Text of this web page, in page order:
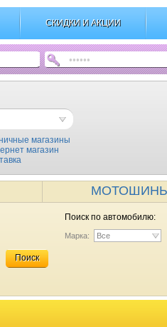
СКИДКИ И АКЦИИ
магазины
магазин
Поиск
Поиск по автомобилю:
Марка: Все